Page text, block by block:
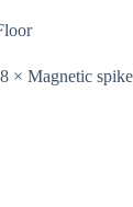
× Magnetic